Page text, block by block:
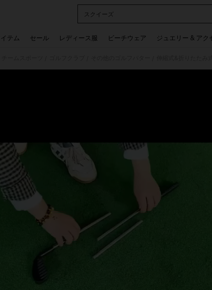
スクイーズ
テム セール レディース服 ビーチウェア ジュエリー & アク